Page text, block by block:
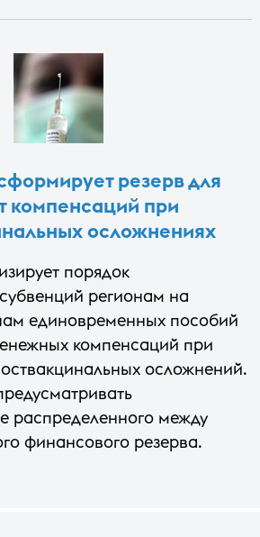
резерв для
компенсаций при
осложнениях
порядок
регионам на
единовременных пособий
компенсаций при
осложнений.
распределенного между
финансового резерва.